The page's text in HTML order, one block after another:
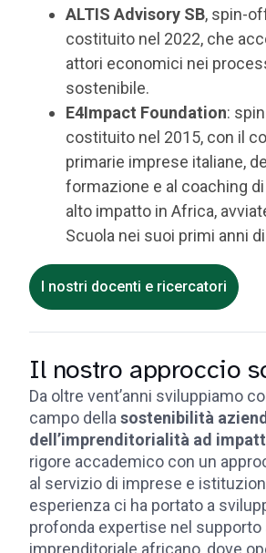
ALTIS Advisory SB, spin-
costituito nel 2022, che
attori economici nei
sostenibile.
E4Impact Foundation:
costituito nel 2015, con il
primarie imprese italiane,
formazione e al coaching
alto impatto in Africa,
Scuola nei suoi primi anni
I nostri docenti e ricercatori
Il nostro approccio
Da oltre vent’anni sviluppiamo
campo della sostenibilità
dell’imprenditorialità ad
rigore accademico con un
al servizio di imprese e
esperienza ci ha portato a
profonda expertise nel supporto
imprenditoriale africano, dove